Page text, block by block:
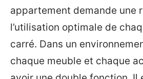
appartement demande une
l’utilisation optimale de
carré. Dans un
chaque meuble et chaque